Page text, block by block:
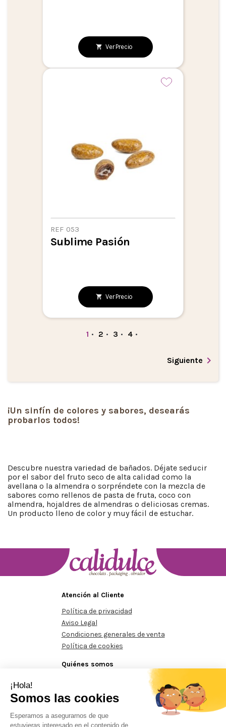
Ver Precio
REF 053
Sublime Pasión
Ver Precio
1 • 2 • 3 • 4 •
Siguiente 
¡Un sinfín de colores y sabores, desearás
probarlos todos!
Descubre nuestra variedad de bañados. Déjate seducir
por el sabor del fruto seco de alta calidad como la
avellana o la almendra o sorpréndete con la mezcla de
sabores como rellenos de pasta de fruta, coco con
almendra, hojaldres de almendras o deliciosas cremas.
Un producto lleno de color y muy fácil de estuchar.
Atención al Cliente
Política de privacidad
Aviso Legal
Condiciones generales de venta
Política de cookies
Quiénes somos
Contacte con nosotros
mínimos de 125€ Pedidos mínimos de 125€